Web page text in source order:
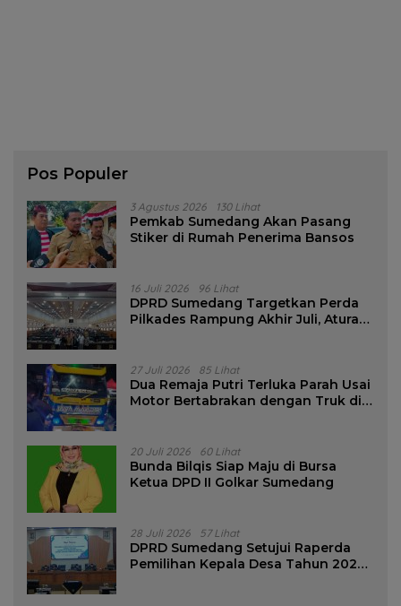
Pos Populer
3 Agustus 2026 130 Lihat
Pemkab Sumedang Akan Pasang
Stiker di Rumah Penerima Bansos
16 Juli 2026 96 Lihat
DPRD Sumedang Targetkan Perda
Pilkades Rampung Akhir Juli, Aturan
27 Juli 2026 85 Lihat
Dua Remaja Putri Terluka Parah Usai
Motor Bertabrakan dengan Truk di
20 Juli 2026 60 Lihat
Bunda Bilqis Siap Maju di Bursa
Ketua DPD II Golkar Sumedang
28 Juli 2026 57 Lihat
DPRD Sumedang Setujui Raperda
Pemilihan Kepala Desa Tahun 2026